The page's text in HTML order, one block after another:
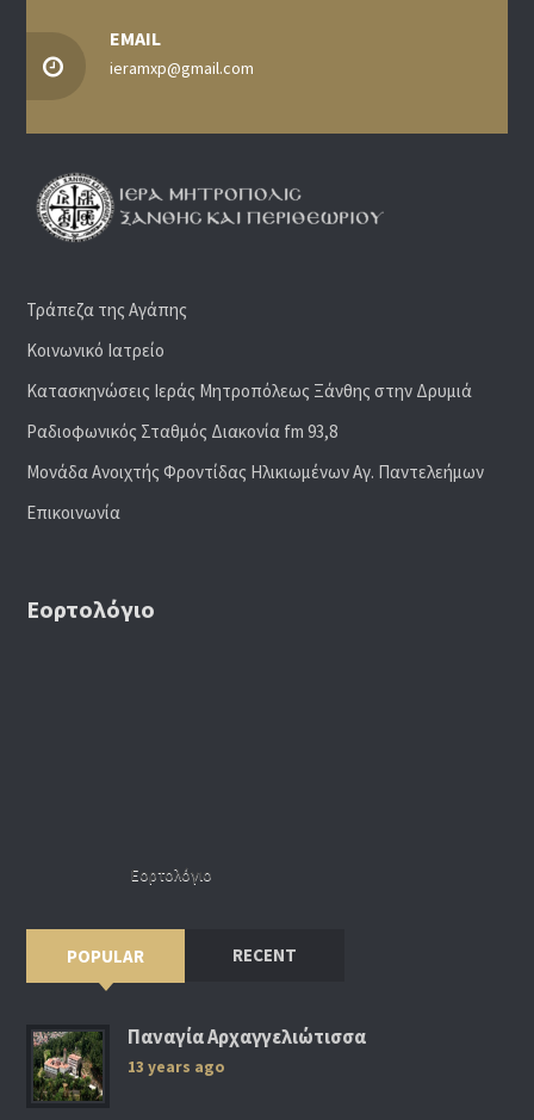
EMAIL
ieramxp@gmail.com
Τράπεζα της Αγάπης
Κοινωνικό Ιατρείο
Κατασκηνώσεις Ιεράς Μητροπόλεως Ξάνθης στην Δρυμιά
Ραδιoφωνικός Σταθμός Διακονία fm 93,8
Μονάδα Ανοιχτής Φροντίδας Ηλικιωμένων Αγ. Παντελεήμων
Επικοινωνία
Εορτολόγιο
Εορτολόγιο
POPULAR RECENT
Παναγία Αρχαγγελιώτισσα
13 years ago